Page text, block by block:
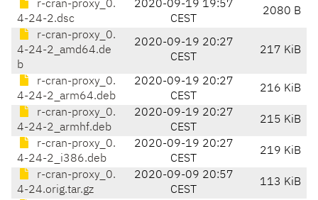
r-cran-proxy_0.
4-24-2.dsc
2020-09-19 19:57
CEST
2080 B
r-cran-proxy_0.
4-24-2_amd64.de
b
2020-09-19 20:27
CEST
217 KiB
r-cran-proxy_0.
4-24-2_arm64.deb
2020-09-19 20:27
CEST
216 KiB
r-cran-proxy_0.
4-24-2_armhf.deb
2020-09-19 20:27
CEST
215 KiB
r-cran-proxy_0.
4-24-2_i386.deb
2020-09-19 20:27
CEST
219 KiB
r-cran-proxy_0.
4-24.orig.tar.gz
2020-09-09 20:57
CEST
113 KiB